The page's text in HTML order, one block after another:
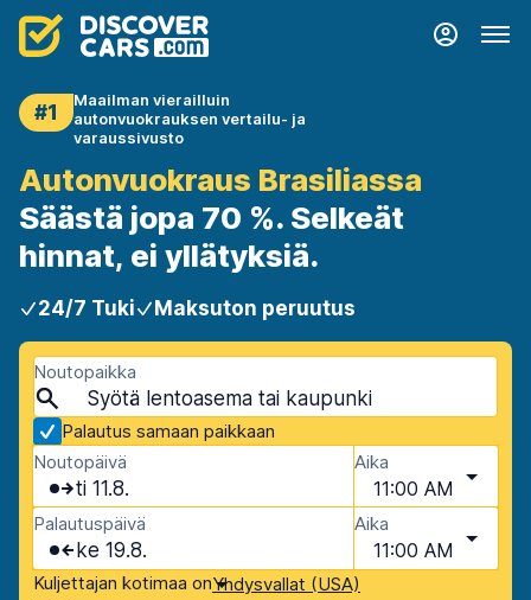
#1
Maailman vierailluin
autonvuokrauksen vertailu- ja
varaussivusto
Autonvuokraus Brasiliassa
Säästä jopa 70 %. Selkeät
hinnat, ei yllätyksiä.
24/7 Tuki Maksuton peruutus
Noutopaikka
Palautus samaan paikkaan
Noutopäivä
ti 11.8.
Aika
11:00 AM
Palautuspäivä
ke 19.8.
Aika
11:00 AM
Kuljettajan kotimaa onYhdysvallat (USA)